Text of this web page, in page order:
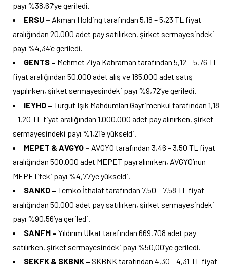
payı %38,67’ye geriledi.
ERSU – Akman Holding tarafından 5,18 – 5,23 TL fiyat
aralığından 20.000 adet pay satılırken, şirket sermayesindeki
payı %4,34’e geriledi.
GENTS – Mehmet Ziya Kahraman tarafından 5,12 – 5,76 TL
fiyat aralığından 50.000 adet alış ve 185.000 adet satış
yapılırken, şirket sermayesindeki payı %9,72’ye geriledi.
IEYHO – Turgut Işık Mahdumları Gayrimenkul tarafından 1,18
– 1,20 TL fiyat aralığından 1.000.000 adet pay alınırken, şirket
sermayesindeki payı %1,21’e yükseldi.
MEPET & AVGYO – AVGYO tarafından 3,46 – 3,50 TL fiyat
aralığından 500.000 adet MEPET payı alınırken, AVGYO’nun
MEPET’teki payı %4,77’ye yükseldi.
SANKO – Temko İthalat tarafından 7,50 – 7,58 TL fiyat
aralığından 50.000 adet pay satılırken, şirket sermayesindeki
payı %90,56’ya geriledi.
SANFM – Yıldırım Ulkat tarafından 669.708 adet pay
satılırken, şirket sermayesindeki payı %50,00’ye geriledi.
SEKFK & SKBNK – SKBNK tarafından 4,30 – 4,31 TL fiyat